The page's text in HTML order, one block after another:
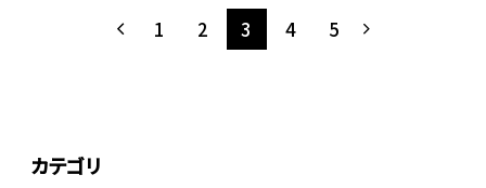
1 2 3 4 5
カテゴリ